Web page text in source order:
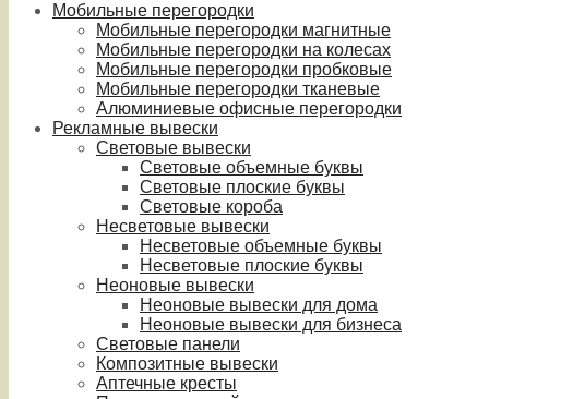
Мобильные перегородки
Мобильные перегородки магнитные
Мобильные перегородки на колесах
Мобильные перегородки пробковые
Мобильные перегородки тканевые
Алюминиевые офисные перегородки
Рекламные вывески
Световые вывески
Световые объемные буквы
Световые плоские буквы
Световые короба
Несветовые вывески
Несветовые объемные буквы
Несветовые плоские буквы
Неоновые вывески
Неоновые вывески для дома
Неоновые вывески для бизнеса
Световые панели
Композитные вывески
Аптечные кресты